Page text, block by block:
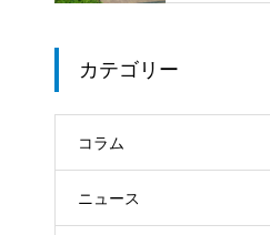
カテゴリー
コラム
ニュース